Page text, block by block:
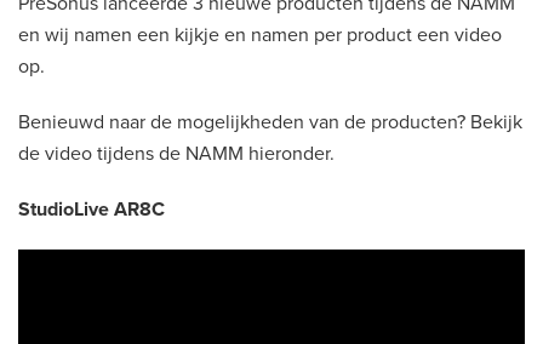
en wij namen een kijkje en namen per product een video
op.
Benieuwd naar de mogelijkheden van de producten? Bekijk
de video tijdens de NAMM hieronder.
StudioLive AR8C